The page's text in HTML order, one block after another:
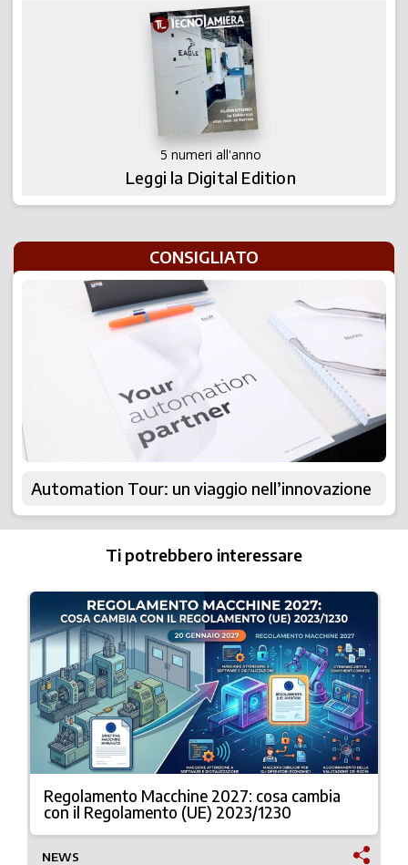
5 numeri all'anno
Leggi la Digital Edition
CONSIGLIATO
Automation Tour: un viaggio nell’innovazione
Ti potrebbero interessare
Regolamento Macchine 2027: cosa cambia
con il Regolamento (UE) 2023/1230
NEWS